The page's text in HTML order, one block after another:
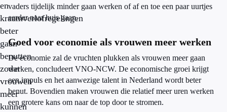
en
kraamverlofregelingen
beter
gaan
benutten
zodat
vrouwen
meer
kunnen
vaders tijdelijk minder gaan werken of af en toe een paar uurtjes
eerder naar huis gaan.
Goed voor economie als vrouwen meer werken
De economie zal de vruchten plukken als vrouwen meer gaan
werken, concludeert VNO-NCW. De economische groei krijgt
een impuls en het aanwezige talent in Nederland wordt beter
benut. Bovendien maken vrouwen die relatief meer uren werken
een grotere kans om naar de top door te stromen.